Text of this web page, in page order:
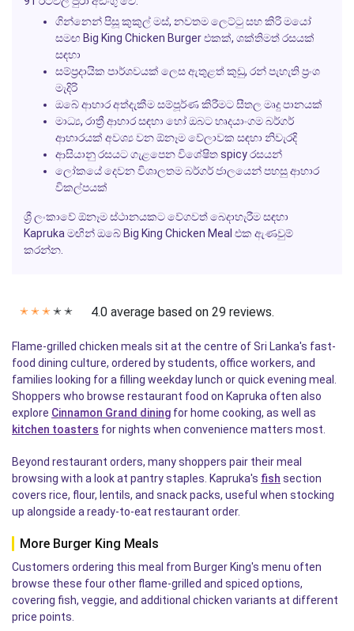
ගින්නෙන් පිසූ කුකුල් මස්, නවතම ලෙට්ටු සහ කිරි මයෝ
සමඟ Big King Chicken Burger එකක්, ශක්තිමත් රසයක්
සඳහා
සම්ප්‍රදායික පාර්ශවයක් ලෙස ඇතුළත් කුඩු, රන් පැහැති ප්‍රංශ
මැදිරි
ඔබේ ආහාර අත්දැකීම සම්පූර්ණ කිරීමට සීතල මෘදු පානයක්
මාධ්‍ය, රාත්‍රී ආහාර සඳහා හෝ ඔබට හෘදයාංගම බර්ගර්
ආහාරයක් අවශ්‍ය වන ඕනෑම වේලාවක සඳහා නිවැරදි
ආසියානු රසයට ගැළපෙන විශේෂිත spicy රසයන්
ලෝකයේ දෙවන විශාලතම බර්ගර් ජාලයෙන් පහසු ආහාර
විකල්පයක්
ශ්‍රී ලංකාවේ ඕනෑම ස්ථානයකට වේගවත් බෙදාහැරීම සඳහා
Kapruka මඟින් ඔබේ Big King Chicken Meal එක ඇණවුම්
කරන්න.
✭ ✭ ✭ ✭ ✭ 4.0 average based on 29 reviews.
Flame-grilled chicken meals sit at the centre of Sri Lanka's fast-
food dining culture, ordered by students, office workers, and
families looking for a filling weekday lunch or quick evening meal.
Shoppers who browse restaurant food on Kapruka often also
explore Cinnamon Grand dining for home cooking, as well as
kitchen toasters for nights when convenience matters most.
Beyond restaurant orders, many shoppers pair their meal
browsing with a look at pantry staples. Kapruka's fish section
covers rice, flour, lentils, and snack packs, useful when stocking
up alongside a ready-to-eat restaurant order.
More Burger King Meals
Customers ordering this meal from Burger King's menu often
browse these four other flame-grilled and spiced options,
covering fish, veggie, and additional chicken variants at different
price points.